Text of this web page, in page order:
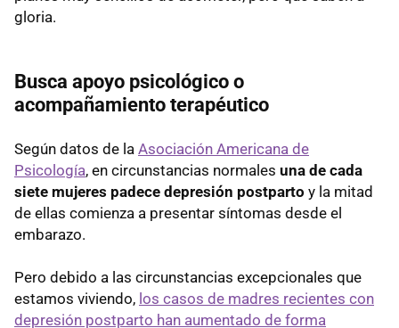
gloria.
Busca apoyo psicológico o
acompañamiento terapéutico
Según datos de la Asociación Americana de
Psicología, en circunstancias normales una de cada
siete mujeres padece depresión postparto y la mitad
de ellas comienza a presentar síntomas desde el
embarazo.
Pero debido a las circunstancias excepcionales que
estamos viviendo, los casos de madres recientes con
depresión postparto han aumentado de forma